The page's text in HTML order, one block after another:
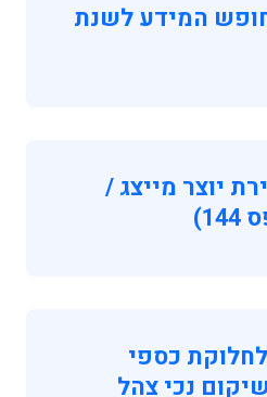
המידע לשנת
יוצר מייצג /
כספי
נכי צהל